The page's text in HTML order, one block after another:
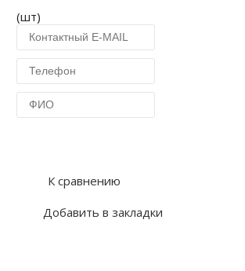
(шт)
К сравнению
Добавить в закладки